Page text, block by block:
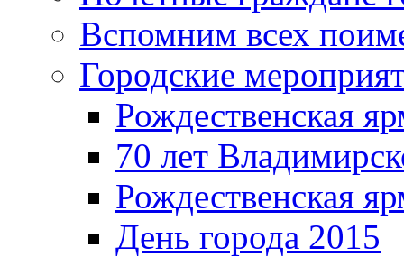
Вспомним всех
Городские
Рождественская
70 лет
Рождественская
День города 2015